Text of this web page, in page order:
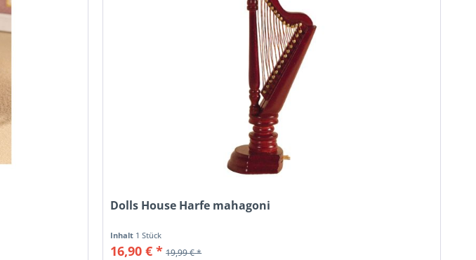
Dolls House Harfe mahagoni
Inhalt 1 Stück
16,90 € * 19,99 € *